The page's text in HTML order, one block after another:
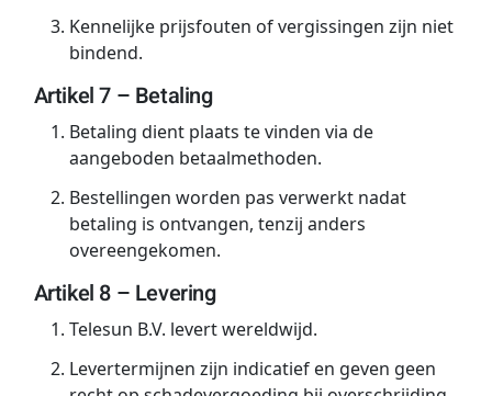
Kennelijke prijsfouten of vergissingen zijn niet
bindend.
Artikel 7 – Betaling
Betaling dient plaats te vinden via de
aangeboden betaalmethoden.
Bestellingen worden pas verwerkt nadat
betaling is ontvangen, tenzij anders
overeengekomen.
Artikel 8 – Levering
Telesun B.V. levert wereldwijd.
Levertermijnen zijn indicatief en geven geen